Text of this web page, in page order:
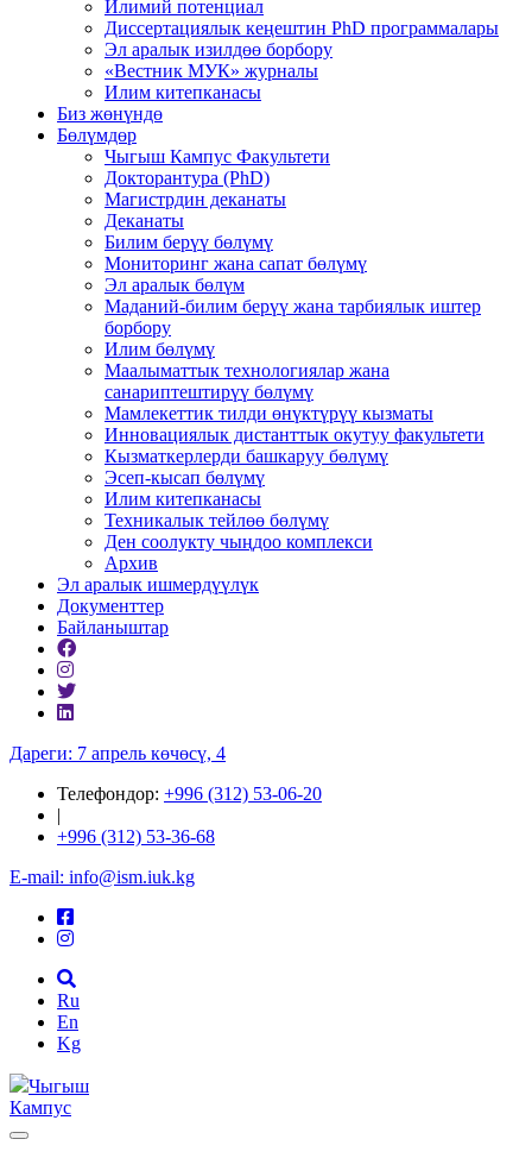
Илимий потенциал
Диссертациялык кеңештин PhD программалары
Эл аралык изилдөө борбору
«Вестник МУК» журналы
Илим китепканасы
Биз жөнүндө
Бөлүмдөр
Чыгыш Кампус Факультети
Докторантура (PhD)
Магистрдин деканаты
Деканаты
Билим берүү бөлүмү
Мониторинг жана сапат бөлүмү
Эл аралык бөлүм
Маданий-билим берүү жана тарбиялык иштер
борбору
Илим бөлүмү
Маалыматтык технологиялар жана
санариптештирүү бөлүмү
Мамлекеттик тилди өнүктүрүү кызматы
Инновациялык дистанттык окутуу факультети
Кызматкерлерди башкаруу бөлүмү
Эсеп-кысап бөлүмү
Илим китепканасы
Техникалык тейлөө бөлүмү
Ден соолукту чыңдоо комплекси
Архив
Эл аралык ишмердүүлүк
Документтер
Байланыштар
Дареги: 7 апрель көчөсү, 4
Телефондор: +996 (312) 53-06-20
|
+996 (312) 53-36-68
E-mail: info@ism.iuk.kg
Ru
En
Kg
Чыгыш
Кампус